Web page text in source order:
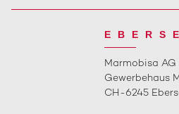
Marmobisa AG
Gewerbehaus
CH-6245